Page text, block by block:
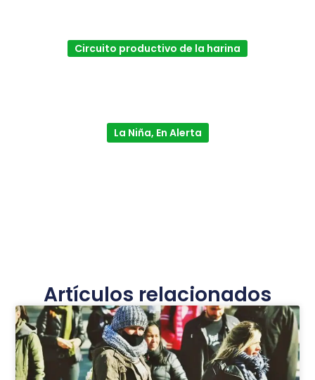
Circuito productivo de la harina
La Niña, En Alerta
Artículos relacionados